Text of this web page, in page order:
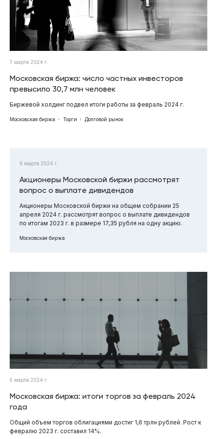
7 марта 2024 г.
Московская биржа: число частных инвесторов
превысило 30,7 млн человек
Биржевой холдинг подвел итоги работы за февраль 2024 г.
Московская биржа Торги Долговой рынок
6 марта 2024 г.
Акционеры Московской биржи рассмотрят
вопрос о выплате дивидендов
Акционеры Московской биржи на общем собрании 25
апреля 2024 г. рассмотрят вопрос о выплате дивидендов
по итогам 2023 г. в размере 17,35 рубля на одну акцию.
Московская биржа
5 марта 2024 г.
Московская биржа: итоги торгов за февраль 2024
года
Общий объем торгов облигациями достиг 1,6 трлн рублей. Рост к
февралю 2023 г. составил 14%.